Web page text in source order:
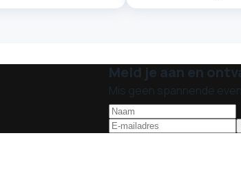
Meld je aan en
Mis geen spannende